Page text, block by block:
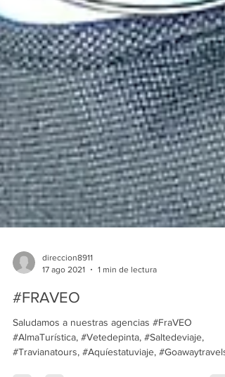
direccion8911
17 ago 2021
1 min de lectura
#FRAVEO